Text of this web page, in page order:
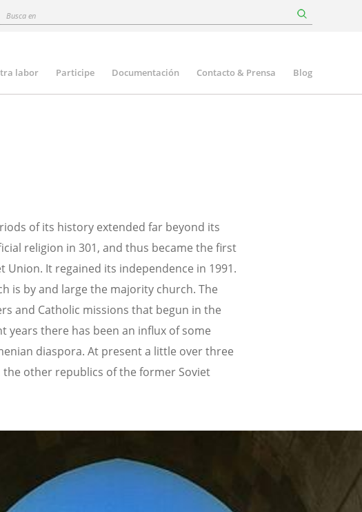
Busca
labor Participe Documentación Contacto & Prensa Blog
of its history extended far beyond its
religion in 301, and thus became the first
It regained its independence in 1991.
is by and large the majority church. The
and Catholic missions that begun in the
years there has been an influx of some
diaspora. At present a little over three
other republics of the former Soviet